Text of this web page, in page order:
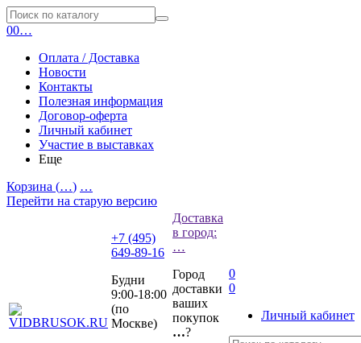
00…
Оплата / Доставка
Новости
Контакты
Полезная информация
Договор-оферта
Личный кабинет
Участие в выставках
Еще
Корзина (…) …
Перейти на старую версию
+7 (495)
649-89-16
Будни
9:00-18:00
(по
Москве)
Доставка
в город:
…
Город
доставки
ваших
покупок
…?
0
0
Личный кабинет